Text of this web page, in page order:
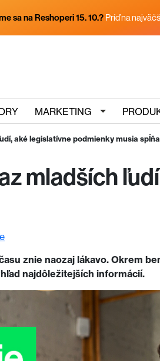
sa na Reshoperi 15. 10.? Príď na
MARKETING
aké legislatívne podmienky musia
mladších
znie naozaj lákavo. Okrem
najdôležitejších informácií.